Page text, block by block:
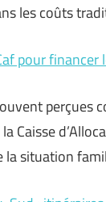
les coûts
pour financer
perçues
Caisse
la situation